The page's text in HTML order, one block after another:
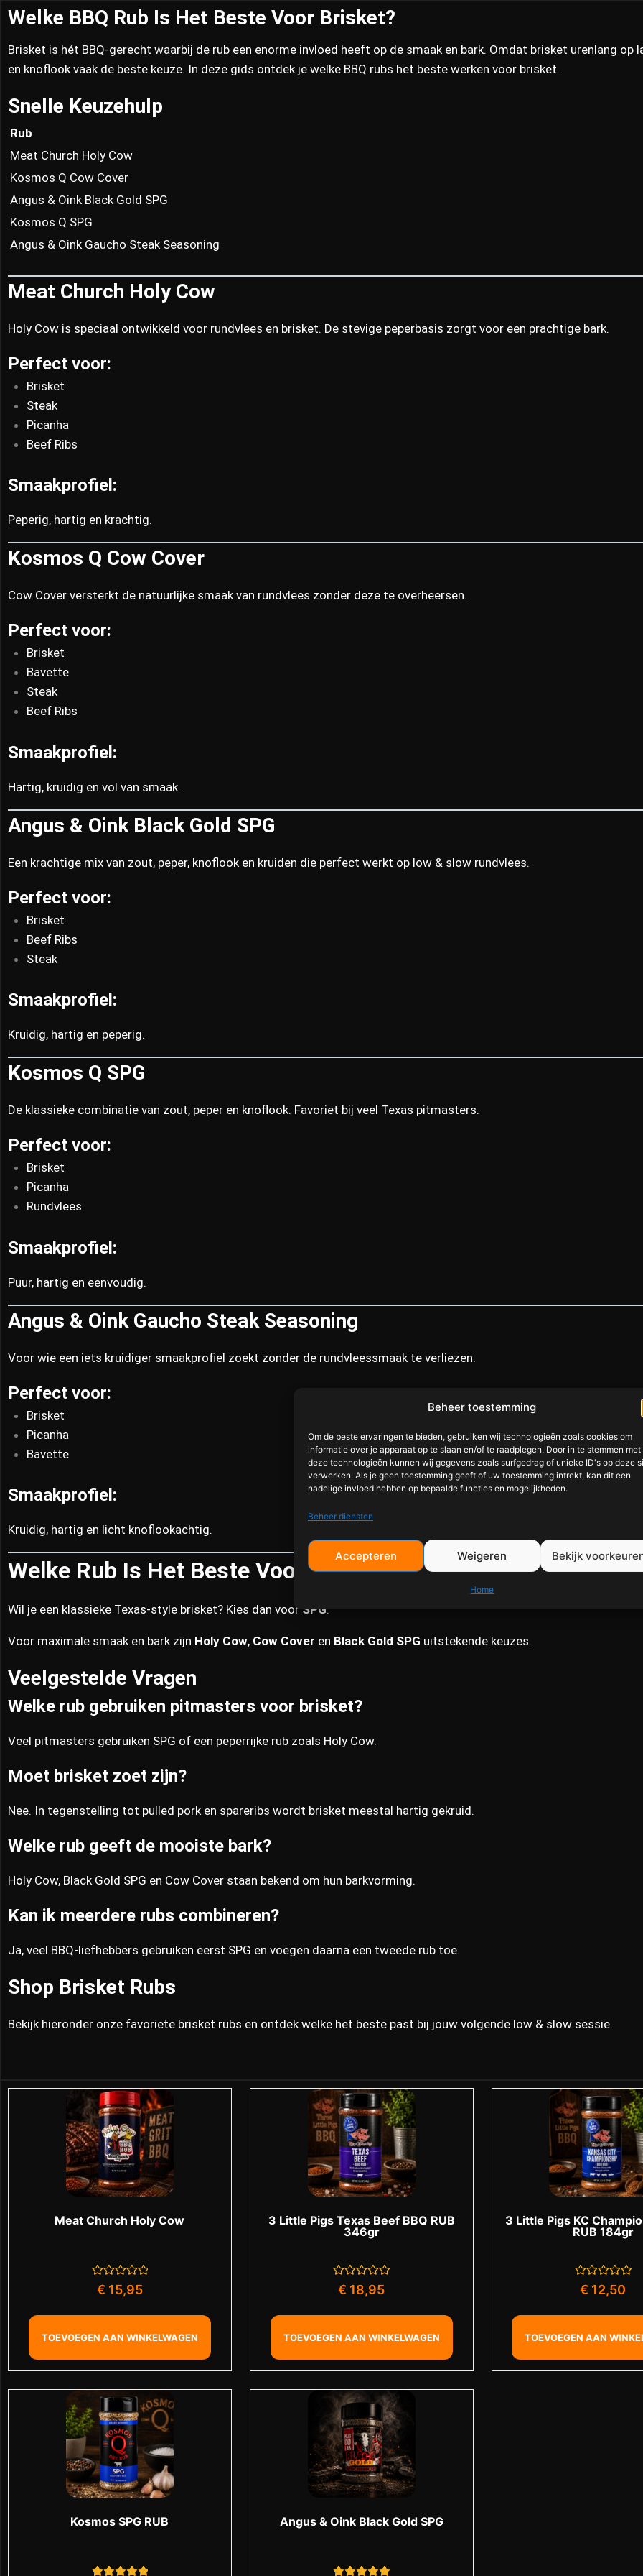
Beheer toestemming
Om de beste ervaringen te bieden, gebruiken wij technologieën zoals cookies om
informatie over je apparaat op te slaan en/of te raadplegen. Door in te stemmen met
deze technologieën kunnen wij gegevens zoals surfgedrag of unieke ID's op deze
verwerken. Als je geen toestemming geeft of uw toestemming intrekt, kan dit een
nadelige invloed hebben op bepaalde functies en mogelijkheden.
Beheer diensten
Accepteren Weigeren Bekijk
Home
Welke BBQ Rub Is Het Beste Voor Brisket?
Brisket is hét BBQ-gerecht waarbij de rub een enorme invloed heeft op de smaak en bark. Omdat brisket urenlang
en knoflook vaak de beste keuze. In deze gids ontdek je welke BBQ rubs het beste werken voor brisket.
Snelle Keuzehulp
Rub
Meat Church Holy Cow
Kosmos Q Cow Cover
Angus & Oink Black Gold SPG
Kosmos Q SPG
Angus & Oink Gaucho Steak Seasoning
Meat Church Holy Cow
Holy Cow is speciaal ontwikkeld voor rundvlees en brisket. De stevige peperbasis zorgt voor een prachtige bark.
Perfect voor:
Brisket
Steak
Picanha
Beef Ribs
Smaakprofiel:
Peperig, hartig en krachtig.
Kosmos Q Cow Cover
Cow Cover versterkt de natuurlijke smaak van rundvlees zonder deze te overheersen.
Perfect voor:
Brisket
Bavette
Steak
Beef Ribs
Smaakprofiel:
Hartig, kruidig en vol van smaak.
Angus & Oink Black Gold SPG
Een krachtige mix van zout, peper, knoflook en kruiden die perfect werkt op low & slow rundvlees.
Perfect voor:
Brisket
Beef Ribs
Steak
Smaakprofiel:
Kruidig, hartig en peperig.
Kosmos Q SPG
De klassieke combinatie van zout, peper en knoflook. Favoriet bij veel Texas pitmasters.
Perfect voor:
Brisket
Picanha
Rundvlees
Smaakprofiel:
Puur, hartig en eenvoudig.
Angus & Oink Gaucho Steak Seasoning
Voor wie een iets kruidiger smaakprofiel zoekt zonder de rundvleessmaak te verliezen.
Perfect voor:
Brisket
Picanha
Bavette
Smaakprofiel:
Kruidig, hartig en licht knoflookachtig.
Welke Rub Is Het Beste Voor Brisket?
Wil je een klassieke Texas-style brisket? Kies dan voor SPG.
Voor maximale smaak en bark zijn Holy Cow, Cow Cover en Black Gold SPG uitstekende keuzes.
Veelgestelde Vragen
Welke rub gebruiken pitmasters voor brisket?
Veel pitmasters gebruiken SPG of een peperrijke rub zoals Holy Cow.
Moet brisket zoet zijn?
Nee. In tegenstelling tot pulled pork en spareribs wordt brisket meestal hartig gekruid.
Welke rub geeft de mooiste bark?
Holy Cow, Black Gold SPG en Cow Cover staan bekend om hun barkvorming.
Kan ik meerdere rubs combineren?
Ja, veel BBQ-liefhebbers gebruiken eerst SPG en voegen daarna een tweede rub toe.
Shop Brisket Rubs
Bekijk hieronder onze favoriete brisket rubs en ontdek welke het beste past bij jouw volgende low & slow sessie.
Meat Church Holy Cow
Gewaardeerd
5
€ 15,95
TOEVOEGEN AAN WINKELWAGEN
3 Little Pigs Texas Beef BBQ RUB
346gr
Gewaardeerd
5
€ 18,95
TOEVOEGEN AAN WINKELWAGEN
3 Little Pigs KC
RUB 184gr
Gewaardeerd
5
€ 12,50
TOEVOEGEN AAN
Kosmos SPG RUB Angus & Oink Black Gold SPG